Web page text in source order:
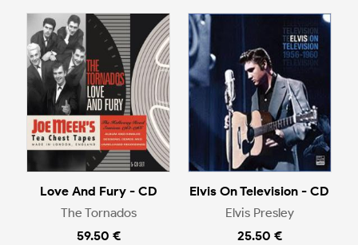
Love And Fury - CD
The Tornados
59.50 €
Elvis On Television - CD
Elvis Presley
25.50 €